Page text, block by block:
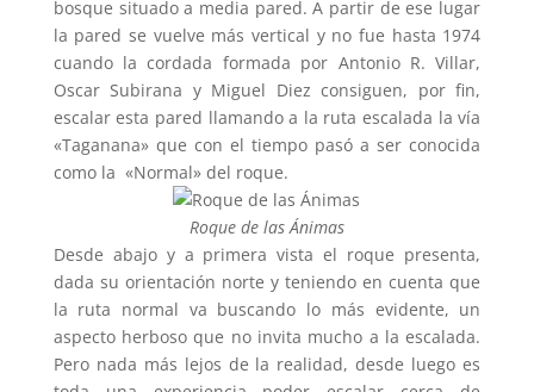
bosque situado a media pared. A partir de ese lugar
la pared se vuelve más vertical y no fue hasta 1974
cuando la cordada formada por Antonio R. Villar,
Oscar Subirana y Miguel Diez consiguen, por fin,
escalar esta pared llamando a la ruta escalada la vía
«Taganana» que con el tiempo pasó a ser conocida
como la «Normal» del roque.
Roque de las Ánimas
Desde abajo y a primera vista el roque presenta,
dada su orientación norte y teniendo en cuenta que
la ruta normal va buscando lo más evidente, un
aspecto herboso que no invita mucho a la escalada.
Pero nada más lejos de la realidad, desde luego es